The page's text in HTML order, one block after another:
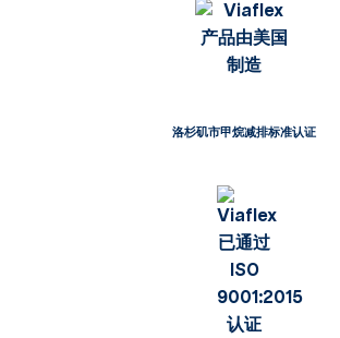
洛杉矶市甲烷减排标准认证